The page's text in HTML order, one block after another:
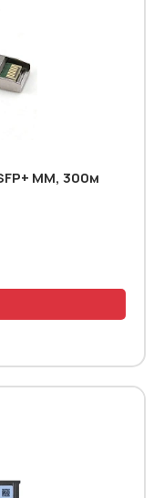
MM, 300м